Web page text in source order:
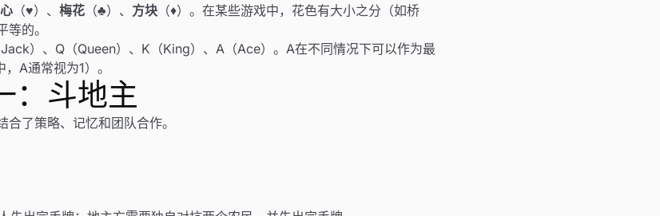
（♥）、 梅花（♣）、 方块（♦）。在某些游戏中，花色有大小之分（如桥
的。
）、Q（Queen）、K（King）、A（Ace）。A在不同情况下可以作为最
A通常视为1）。
：斗地主
了策略、记忆和团队合作。